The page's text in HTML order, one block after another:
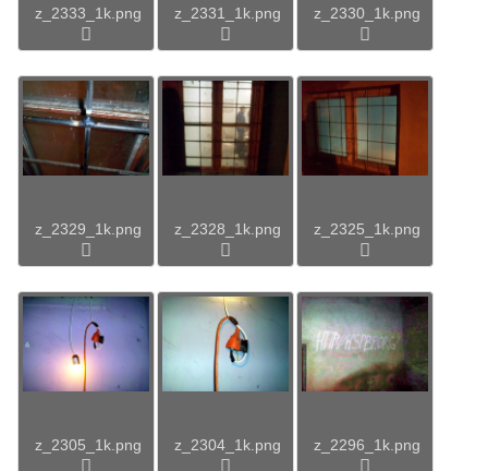
z_2333_1k.png z_2331_1k.png z_2330_1k.png
z_2329_1k.png z_2328_1k.png z_2325_1k.png
z_2305_1k.png z_2304_1k.png z_2296_1k.png